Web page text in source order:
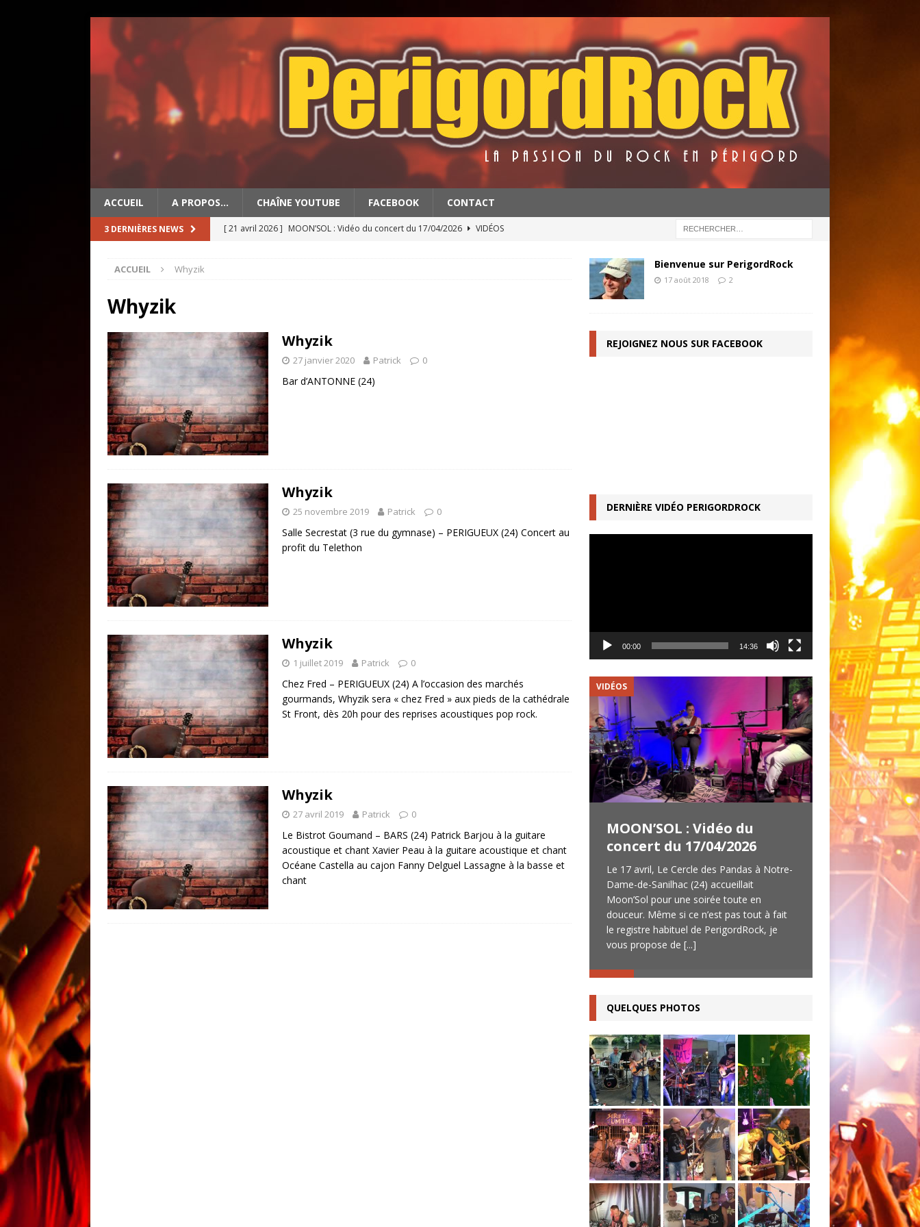
ACCUEIL A PROPOS… CHAÎNE YOUTUBE FACEBOOK CONTACT
3 DERNIÈRES NEWS [ 21 avril 2026 ] MOON’SOL : Vidéo du concert du 17/04/2026
VIDÉOS
ACCUEIL Whyzik
Whyzik
Whyzik
27 janvier 2020 Patrick 0
Bar d’ANTONNE (24)
Whyzik
25 novembre 2019 Patrick 0
Salle Secrestat (3 rue du gymnase) – PERIGUEUX (24) Concert au
profit du Telethon
Whyzik
1 juillet 2019 Patrick 0
Chez Fred – PERIGUEUX (24) A l’occasion des marchés
gourmands, Whyzik sera « chez Fred » aux pieds de la cathédrale
St Front, dès 20h pour des reprises acoustiques pop rock.
Whyzik
27 avril 2019 Patrick 0
Le Bistrot Goumand – BARS (24) Patrick Barjou à la guitare
acoustique et chant Xavier Peau à la guitare acoustique et chant
Océane Castella au cajon Fanny Delguel Lassagne à la basse et
chant
Bienvenue sur PerigordRock
17 août 2018 2
REJOIGNEZ NOUS SUR FACEBOOK
DERNIÈRE VIDÉO PERIGORDROCK
00:00 14:36
VIDÉOS
LES OLDBOYS : Vidéo du
concert du 30/11/2019
Les OldBoys c’est un groupe girondin (33)
VIDÉOS
MOON’SOL : Vidéo du
concert du 17/04/2026
Le 17 avril, Le Cercle des Pandas à Notre-
Dame-de-Sanilhac (24) accueillait
Moon’Sol pour une soirée toute en
douceur. Même si ce n’est pas tout à fait
le registre habituel de PerigordRock, je
vous propose de [...]
VIDÉOS
ROCK
Bilan et
La première édition
avait lieu durant le
Pentecôte (7 au
d’un Rock
QUELQUES PHOTOS